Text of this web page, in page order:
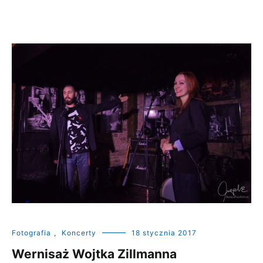
Fotografia , Koncerty 18 stycznia 2017
Wernisaż Wojtka Zillmanna